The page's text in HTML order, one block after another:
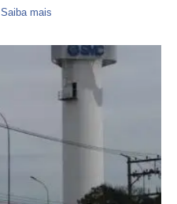
Saiba mais